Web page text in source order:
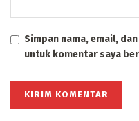
Simpan nama, email,
untuk komentar saya